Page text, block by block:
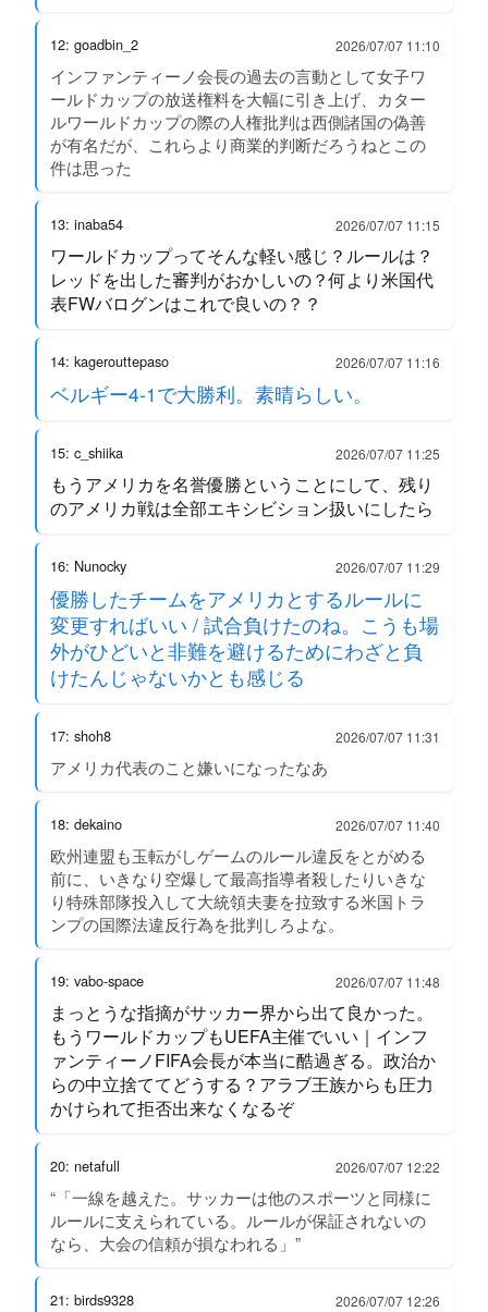
12: goadbin_2 2026/07/07 11:10
インファンティーノ会長の過去の言動として女子ワ
ールドカップの放送権料を大幅に引き上げ、カター
ルワールドカップの際の人権批判は西側諸国の偽善
が有名だが、これらより商業的判断だろうねとこの
件は思った
13: inaba54 2026/07/07 11:15
ワールドカップってそんな軽い感じ？ルールは？
レッドを出した審判がおかしいの？何より米国代
表FWバログンはこれで良いの？？
14: kagerouttepaso 2026/07/07 11:16
ベルギー4-1で大勝利。素晴らしい。
15: c_shiika 2026/07/07 11:25
もうアメリカを名誉優勝ということにして、残り
のアメリカ戦は全部エキシビション扱いにしたら
16: Nunocky 2026/07/07 11:29
優勝したチームをアメリカとするルールに
変更すればいい / 試合負けたのね。こうも場
外がひどいと非難を避けるためにわざと負
けたんじゃないかとも感じる
17: shoh8 2026/07/07 11:31
アメリカ代表のこと嫌いになったなあ
18: dekaino 2026/07/07 11:40
欧州連盟も玉転がしゲームのルール違反をとがめる
前に、いきなり空爆して最高指導者殺したりいきな
り特殊部隊投入して大統領夫妻を拉致する米国トラ
ンプの国際法違反行為を批判しろよな。
19: vabo-space 2026/07/07 11:48
まっとうな指摘がサッカー界から出て良かった。
もうワールドカップもUEFA主催でいい｜インフ
ァンティーノFIFA会長が本当に酷過ぎる。政治か
らの中立捨ててどうする？アラブ王族からも圧力
かけられて拒否出来なくなるぞ
20: netafull 2026/07/07 12:22
“「一線を越えた。サッカーは他のスポーツと同様に
ルールに支えられている。ルールが保証されないの
なら、大会の信頼が損なわれる」”
21: birds9328 2026/07/07 12:26